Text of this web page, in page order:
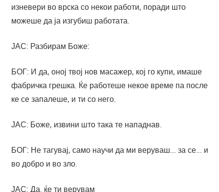
изневери во врска со некои работи, поради што
можеше да ја изгубиш работата.
ЈАС: Разбирам Боже:
БОГ: И да, оној твој нов масажер, кој го купи, имаше
фабричка грешка. Ќе работеше некое време па после
ке се запалеше, и ти со него.
ЈАС: Боже, извини што така те нападнав.
БОГ: Не тагувај, само научи да ми веруваш… за се… и
во добро и во зло.
ЈАС: Да. ќе ти верувам